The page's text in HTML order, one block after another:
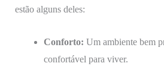
estão alguns deles:
Conforto: Um ambiente bem
confortável para viver.